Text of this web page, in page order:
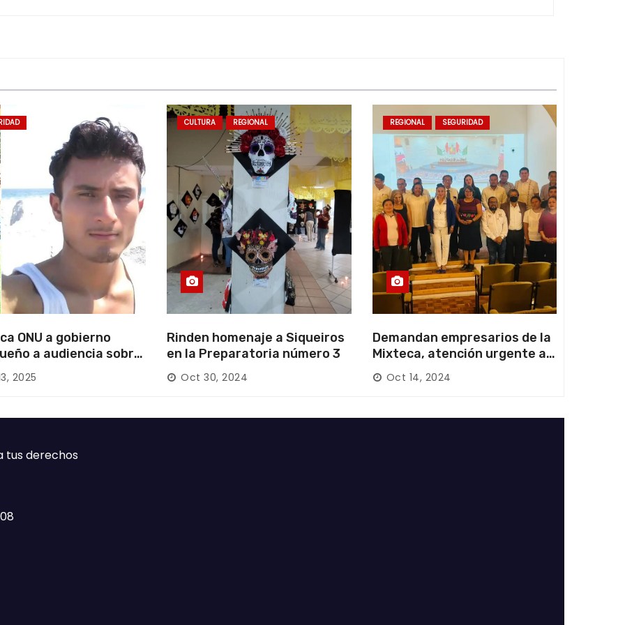
ONU a gobierno
a audiencia sobre
forzada en la
2025
CULTURA REGIONAL
Rinden homenaje a Siqueiros
en la Preparatoria número 3
Oct 30, 2024
REGIONAL SEGURIDAD
Demandan empresarios de la
Mixteca, atención urgente a
las carreteras locales y
federales
Oct 14, 2024
tus derechos